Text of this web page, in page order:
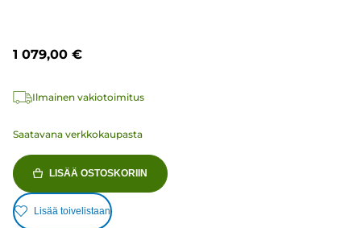
1 079,00 €
Ilmainen vakiotoimitus
Saatavana verkkokaupasta
LISÄÄ OSTOSKORIIN
Lisää toivelistaan